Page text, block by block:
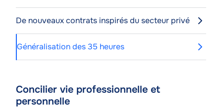
De nouveaux contrats inspirés du secteur privé
Généralisation des 35 heures
Contenu
de
Concilier vie professionnelle et
personnelle